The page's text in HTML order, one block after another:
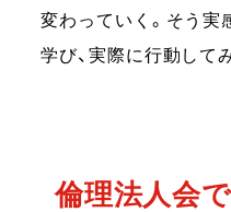
変わっていく。そう実
学び、実際に行動して
倫理法人会